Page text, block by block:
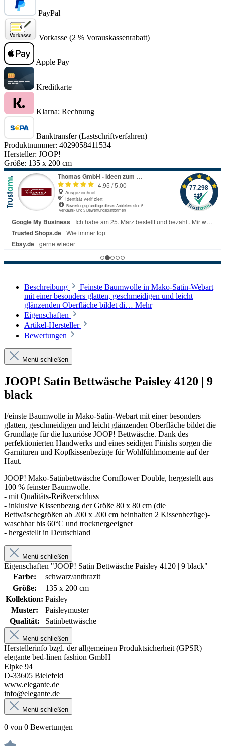
PayPal
Vorkasse (2 % Vorauskassenrabatt)
Apple Pay
Kreditkarte
Klarna: Rechnung
Banktransfer (Lastschriftverfahren)
Produktnummer: 4029058411534
Hersteller: JOOP!
Größe: 135 x 200 cm
Beschreibung
Feinste Baumwolle in Mako-Satin-Webart
mit einer besonders glatten, geschmeidigen und leicht
glänzenden Oberfläche bildet di… Mehr
Eigenschaften
Artikel-Hersteller
Bewertungen
Menü schließen
JOOP! Satin Bettwäsche Paisley 4120 | 9
black
Feinste Baumwolle in Mako-Satin-Webart mit einer besonders
glatten, geschmeidigen und leicht glänzenden Oberfläche bildet die
Grundlage für die luxuriöse JOOP! Bettwäsche. Dank des
perfektionierten Handwerks und eines seidigen Finishs sorgen die
Garnituren und Kopfkissenbezüge für Wohlfühlmomente auf der
Haut.
JOOP! Mako-Satinbettwäsche Cornflower Double, hergestellt aus
100 % feinster Baumwolle.
- mit Qualitäts-Reißverschluss
- inklusive Kissenbezug der Größe 80 x 80 cm (die
Bettwäschegrößen ab 200 x 200 cm beinhalten 2 Kissenbezüge)-
waschbar bis 60°C und trocknergeeignet
- hergestellt in Deutschland
Menü schließen
Eigenschaften "JOOP! Satin Bettwäsche Paisley 4120 | 9 black"
Farbe:
schwarz/anthrazit
Größe:
135 x 200 cm
Kollektion: Paisley
Muster:
Paisleymuster
Qualität:
Satinbettwäsche
Menü schließen
Herstellerinfo bzgl. der allgemeinen Produktsicherheit (GPSR)
elegante bed-linen fashion GmbH
Elpke 94
D-33605 Bielefeld
www.elegante.de
info@elegante.de
Menü schließen
0 von 0 Bewertungen